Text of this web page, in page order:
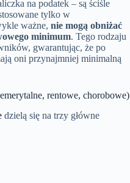
na podatek – są ściśle
tylko w
ważne, nie mogą obniżać
minimum. Tego rodzaju
gwarantując, że po
oni przynajmniej minimalną
rentowe, chorobowe)
dzielą się na trzy główne